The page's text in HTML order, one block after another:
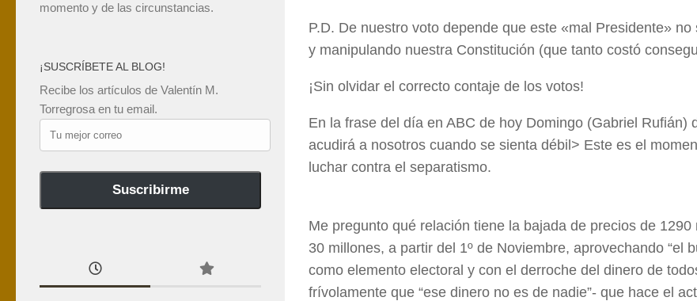
P.D. De nuestro voto depende que este «mal Presidente»
y manipulando nuestra Constitución (que tanto costó
¡Sin olvidar el correcto contaje de los votos!
En la frase del día en ABC de hoy Domingo (Gabriel Rufián)
acudirá a nosotros cuando se sienta débil> Este es el
luchar contra el separatismo.
Me pregunto qué relación tiene la bajada de precios de
30 millones, a partir del 1º de Noviembre, aprovechando “el
como elemento electoral y con el derroche del dinero de
frívolamente que “ese dinero no es de nadie”- que hace el
momento y de las circunstancias.
¡SUSCRÍBETE AL BLOG!
Recibe los artículos de Valentín M.
Torregrosa en tu email.
mejor
Suscribirme